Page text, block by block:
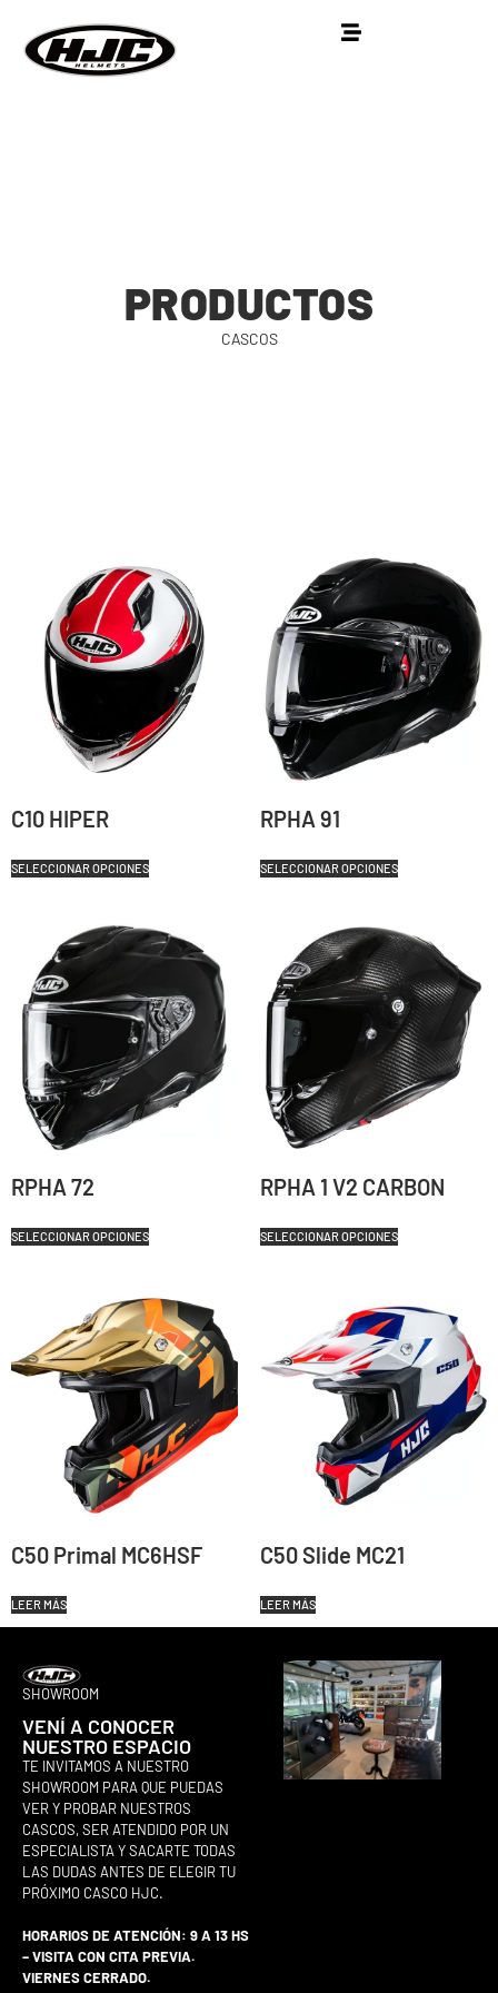
PRODUCTOS
CASCOS
C10 HIPER
SELECCIONAR OPCIONES
RPHA 91
SELECCIONAR OPCIONES
RPHA 72
SELECCIONAR OPCIONES
RPHA 1 V2 CARBON
SELECCIONAR OPCIONES
C50 Primal MC6HSF
LEER MÁS
C50 Slide MC21
LEER MÁS
SHOWROOM
VENÍ A CONOCER
NUESTRO ESPACIO
TE INVITAMOS A NUESTRO
SHOWROOM PARA QUE PUEDAS
VER Y PROBAR NUESTROS
CASCOS, SER ATENDIDO POR UN
ESPECIALISTA Y SACARTE TODAS
LAS DUDAS ANTES DE ELEGIR TU
PRÓXIMO CASCO HJC.
HORARIOS DE ATENCIÓN: 9 A 13 HS
– VISITA CON CITA PREVIA.
VIERNES CERRADO.